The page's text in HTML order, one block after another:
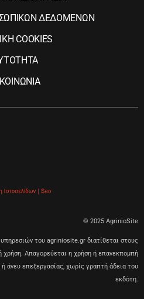
ΔΕΔΟΜΕΝΩΝ
COOKIES
© 2025 AgrinioSite
του agriniosite.gr διατίθεται στους
χρήση. Απαγορεύεται η χρήση ή επανεκπομπή
άνευ επεξεργασίας, χωρίς γραπτή άδεια του
εκδότη.